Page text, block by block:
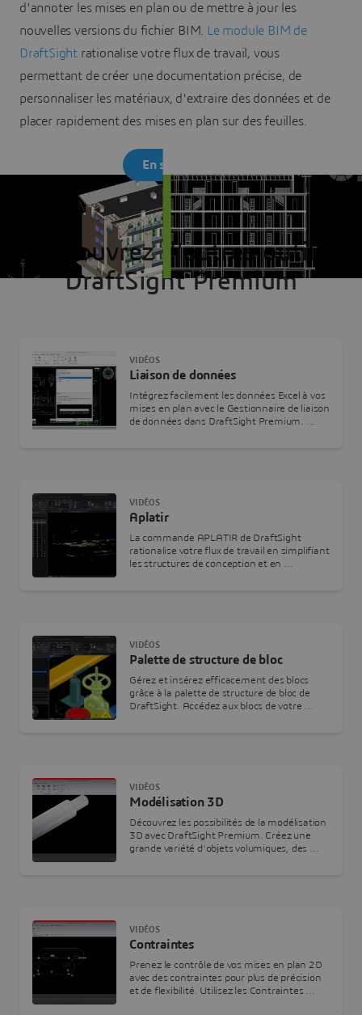
d'annoter les mises en plan ou de mettre à jour les
nouvelles versions du fichier BIM.
Le module BIM de
DraftSight rationalise votre flux de travail, vous
permettant de créer une documentation précise, de
personnaliser les matériaux, d'extraire des données et de
placer rapidement des mises en plan sur des feuilles.
En savoir plus
Découvrez d'autres outils
DraftSight Premium
VIDÉOS
Liaison de données
Intégrez facilement les données Excel à vos
mises en plan avec le Gestionnaire de liaison
de données dans DraftSight Premium. ...
VIDÉOS
Aplatir
La commande APLATIR de DraftSight
rationalise votre flux de travail en simplifiant
les structures de conception et en ...
VIDÉOS
Palette de structure de bloc
Gérez et insérez efficacement des blocs
grâce à la palette de structure de bloc de
DraftSight. Accédez aux blocs de votre ...
VIDÉOS
Modélisation 3D
Découvrez les possibilités de la modélisation
3D avec DraftSight Premium. Créez une
grande variété d'objets volumiques, des ...
VIDÉOS
Contraintes
Prenez le contrôle de vos mises en plan 2D
avec des contraintes pour plus de précision
et de flexibilité. Utilisez les Contraintes ...